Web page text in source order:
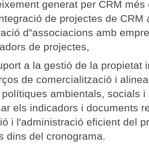
generat per CRM
de projectes de CRM
d‟associacions amb
de projectes,
a la gestió de la propietat
de comercialització i
ambientals, socials
els indicadors i documents
i l'administració eficient del
dins del cronograma.